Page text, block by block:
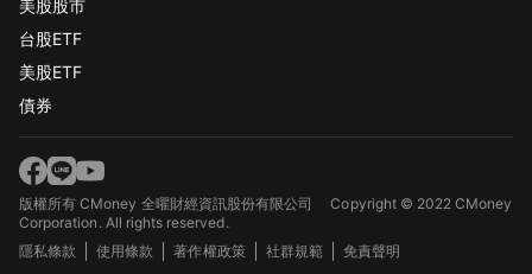
美股股市
台股ETF
美股ETF
債券
版權所有 CMoney 全曜財經資訊股份有限公司Copyright © 2022 CMoney
Corporation. All rights reserved.
隱私條款
使用條款 著作權政策 社群規範 免責聲明